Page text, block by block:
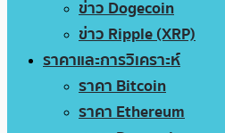
ข่าว Dogecoin
ข่าว Ripple (XRP)
ราคาและการวิเคราะห์
ราคา Bitcoin
ราคา Ethereum